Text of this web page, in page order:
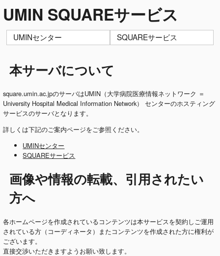
UMIN SQUAREサービス
UMINセンター SQUAREサービス
本サーバについて
square.umin.ac.jpのサーバはUMIN（大学病院医療情報ネットワーク ＝
University Hospital Medical Information Network） センターのホスティング
サービスのサーバとなります。
詳しくは下記のご案内ページをご参照ください。
UMINセンター
SQUAREサービス
画像や情報の転載、引用されたい
方へ
各ホームページを作成されているコンテンツは本サービスを契約しご運用
されている方（コーディネータ）またコンテンツを作成された方に権利が
ございます。
直接交渉いただきますようお願い致します。